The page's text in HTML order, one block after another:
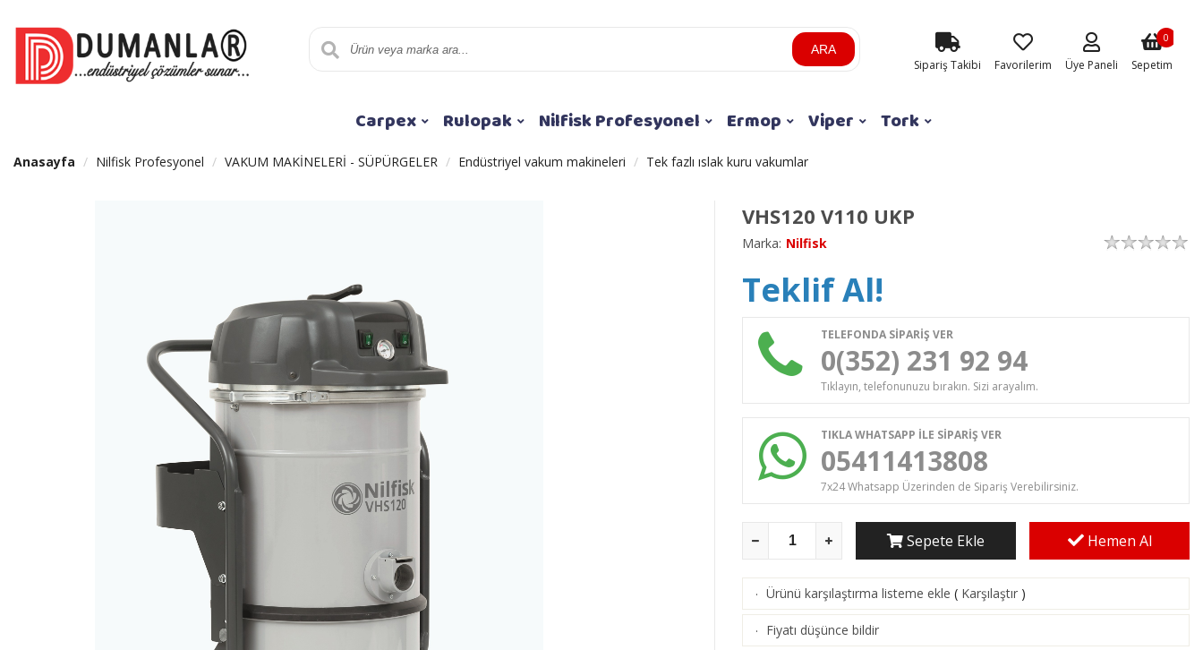
ARA
Sipariş Takibi Favorilerim Üye Paneli Sepetim
0
Carpex Rulopak Nilfisk Profesyonel Ermop Viper Tork
Anasayfa Nilfisk Profesyonel VAKUM MAKİNELERİ - SÜPÜRGELER Endüstriyel vakum makineleri Tek fazlı ıslak kuru vakumlar
VHS120 V110 UKP
Marka: Nilfisk
Teklif Al!
TELEFONDA SİPARİŞ VER
0(352) 231 92 94
Tıklayın, telefonunuzu bırakın. Sizi arayalım.
TIKLA WHATSAPP İLE SİPARİŞ VER
05411413808
7x24 Whatsapp Üzerinden de Sipariş Verebilirsiniz.
Sepete Ekle Hemen Al
· Ürünü karşılaştırma listeme ekle ( Karşılaştır )
· Fiyatı düşünce bildir